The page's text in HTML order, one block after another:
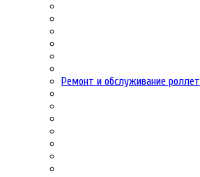
Ремонт и обслуживание роллет